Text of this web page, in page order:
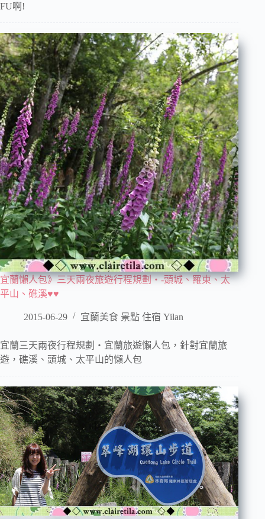
FU啊!
宜蘭懶人包》三天兩夜旅遊行程規劃‧-頭城、羅東、太
平山、礁溪♥♥
2015-06-29 宜蘭美食 景點 住宿 Yilan
宜蘭三天兩夜行程規劃‧宜蘭旅遊懶人包，針對宜蘭旅
遊，礁溪、頭城、太平山的懶人包